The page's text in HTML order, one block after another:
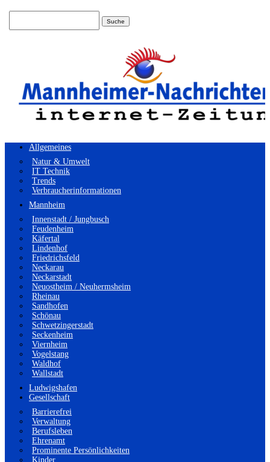
Allgemeines
Natur & Umwelt
IT Technik
Trends
Verbraucherinformationen
Mannheim
Innenstadt / Jungbusch
Feudenheim
Käfertal
Lindenhof
Friedrichsfeld
Neckarau
Neckarstadt
Neuostheim / Neuhermsheim
Rheinau
Sandhofen
Schönau
Schwetzingerstadt
Seckenheim
Viernheim
Vogelstang
Waldhof
Wallstadt
Ludwigshafen
Gesellschaft
Barrierefrei
Verwaltung
Berufsleben
Ehrenamt
Prominente Persönlichkeiten
Kinder